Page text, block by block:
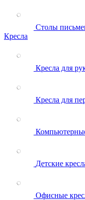
Столы
Кресла
Кресла для
Кресла для
Детские
Офисные